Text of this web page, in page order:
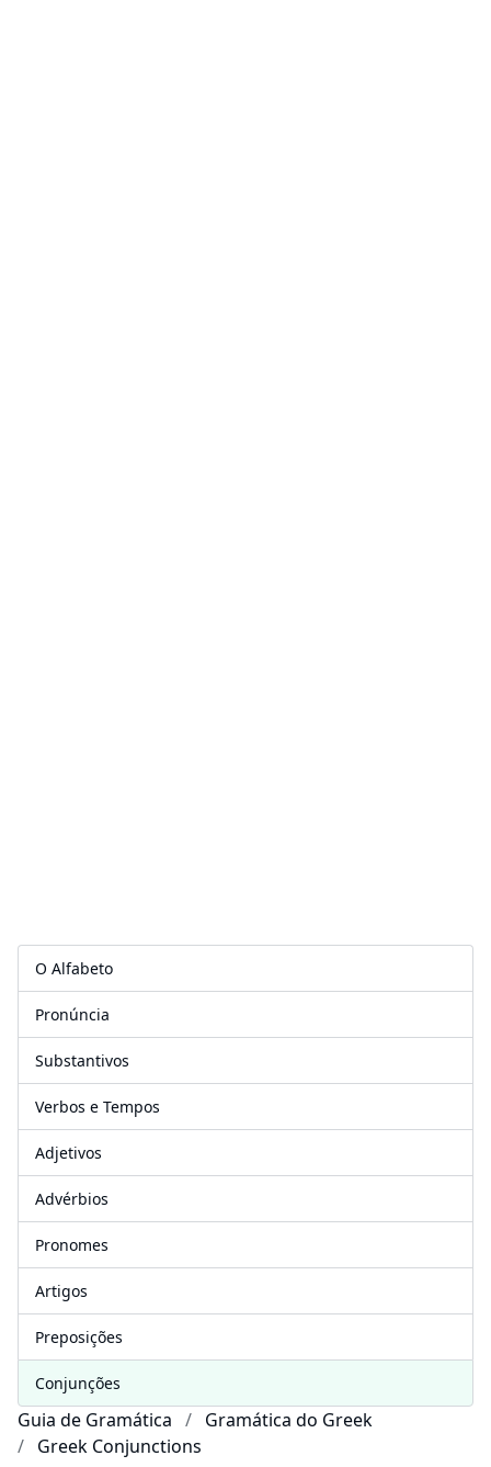
Guia de Gramática
Gramática do Greek
Greek Conjunctions
O Alfabeto
Pronúncia
Substantivos
Verbos e Tempos
Adjetivos
Advérbios
Pronomes
Artigos
Preposições
Conjunções